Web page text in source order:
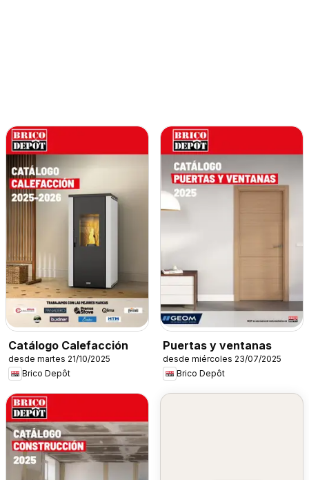
Catálogo Calefacción
desde martes 21/10/2025
Brico Depôt
Puertas y ventanas
desde miércoles 23/07/2025
Brico Depôt